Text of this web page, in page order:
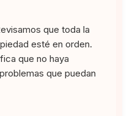
que toda la
esté en orden.
que no haya
que puedan